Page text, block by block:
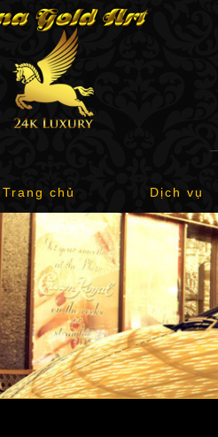
Trang chủ Dịch vụ